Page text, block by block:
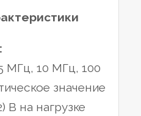
МГц, 10 МГц, 100
значение
В на нагрузке